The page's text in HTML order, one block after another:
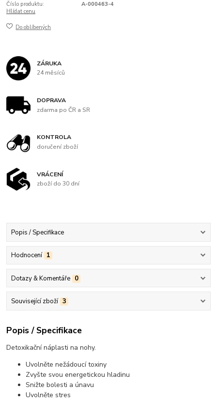
Číslo produktu:
A-000463-4
Hlídat cenu
Do oblíbených
ZÁRUKA
24 měsíců
DOPRAVA
zdarma po ČR a SR
KONTROLA
doručení zboží
VRÁCENÍ
zboží do 30 dní
Popis / Specifikace
Hodnocení 1
Dotazy & Komentáře 0
Související zboží 3
Popis / Specifikace
Detoxikační náplasti na nohy.
Uvolněte nežádoucí toxiny
Zvyšte svou energetickou hladinu
Snižte bolesti a únavu
Uvolněte stres